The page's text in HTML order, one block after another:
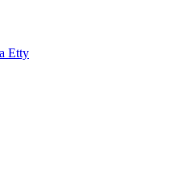
Etty